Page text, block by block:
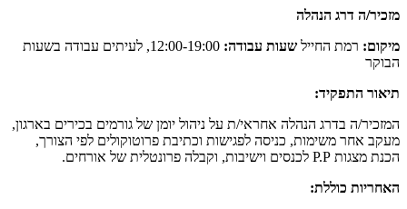
מזכיר/ה דרג הנהלה
מיקום: רמת החייל שעות עבודה:
12:00-19:00, לעיתים עבודה בשעות
הבוקר
תיאור התפקיד:
המזכיר/ה בדרג הנהלה אחראי/ת על ניהול יומן של גורמים בכירים בארגון,
מעקב אחר משימות, כניסה לפגישות וכתיבת פרוטוקולים לפי הצורך,
הכנת מצגות P.P לכנסים וישיבות, וקבלה פרונטלית של אורחים.
האחריות כוללת: